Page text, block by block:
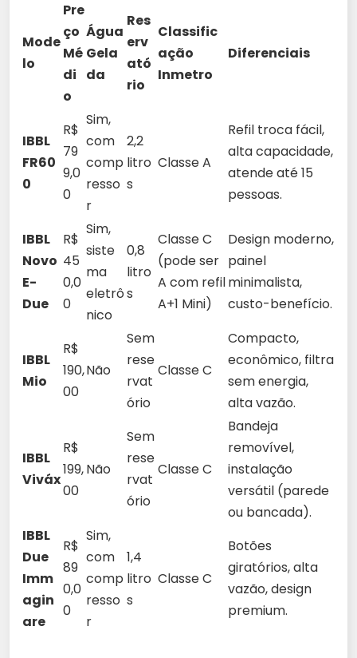
Mode
lo
Pre
ço
Mé
di
o
Água
Gela
da
Res
erv
ató
rio
Classific
ação
Inmetro
Diferenciais
IBBL
FR60
0
R$
79
9,0
0
Sim,
com
comp
resso
r
2,2
litro
s
Classe A
Refil troca fácil,
alta capacidade,
atende até 15
pessoas.
IBBL
Novo
E-
Due
R$
45
0,0
0
Sim,
siste
ma
eletrô
nico
0,8
litro
s
Classe C
(pode ser
A com refil
A+1 Mini)
Design moderno,
painel
minimalista,
custo-benefício.
IBBL
Mio
R$
190,
00
Não
Sem
rese
rvat
ório
Classe C
Compacto,
econômico, filtra
sem energia,
alta vazão.
IBBL
Viváx
R$
199,
00
Não
Sem
rese
rvat
ório
Classe C
Bandeja
removível,
instalação
versátil (parede
ou bancada).
IBBL
Due
Imm
agin
are
R$
89
0,0
0
Sim,
com
comp
resso
r
1,4
litro
s
Classe C
Botões
giratórios, alta
vazão, design
premium.